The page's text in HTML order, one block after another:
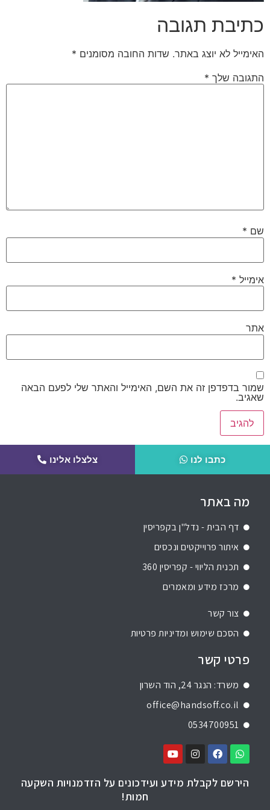
כתיבת תגובה
האימייל לא יוצג באתר. שדות החובה מסומנים *
התגובה שלך *
שם *
אימייל *
אתר
שמור בדפדפן זה את השם, האימייל והאתר שלי לפעם הבאה
שאגיב.
כתבו לנו צלצלו אלינו
מה באתר
דף הבית - נדל"ן בקפריסין
איתור פרוייקטים ונכסים
תכנית הליווי - קפריסין 360
מרכז מידע ומאמרים
צור קשר
הסכם שימוש ומדיניות פרטיות
פרטי קשר
משרד: הנגר 24, הוד השרון
office@handsoff.co.il
0534700951
הירשם לקבלת מידע ועידכונים על הזדמנויות השקעה
חמות!